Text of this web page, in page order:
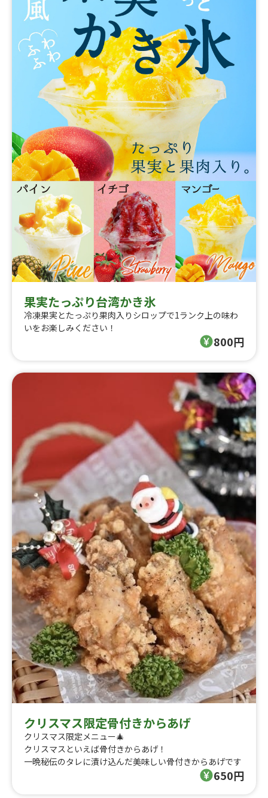
果実たっぷり台湾かき氷
冷凍果実とたっぷり果肉入りシロップで1ランク上の味わ
いをお楽しみください！
800円
クリスマス限定骨付きからあげ
クリスマス限定メニュー🎄
クリスマスといえば骨付きからあげ！
一晩秘伝のタレに漬け込んだ美味しい骨付きからあげです
650円